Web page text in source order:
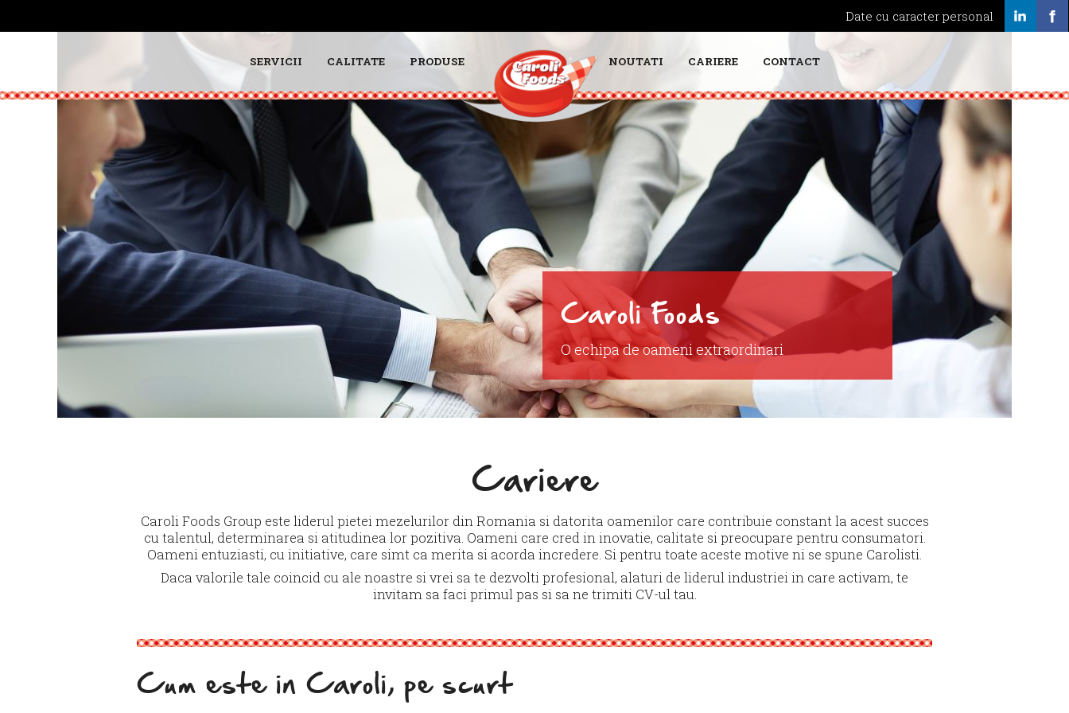
Date cu caracter personal
SERVICII CALITATE PRODUSE NOUTATI CARIERE CONTACT
Caroli Foods
O echipa de oameni extraordinari
Cariere
Caroli Foods Group este liderul pietei mezelurilor din Romania si datorita oamenilor care contribuie constant la acest succes
cu talentul, determinarea si atitudinea lor pozitiva. Oameni care cred in inovatie, calitate si preocupare pentru consumatori.
Oameni entuziasti, cu initiative, care simt ca merita si acorda incredere. Si pentru toate aceste motive ni se spune Carolisti.
Daca valorile tale coincid cu ale noastre si vrei sa te dezvolti profesional, alaturi de liderul industriei in care activam, te
invitam sa faci primul pas si sa ne trimiti CV-ul tau.
Cum este in Caroli, pe scurt